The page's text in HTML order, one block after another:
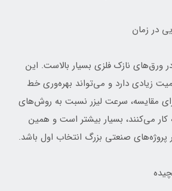
ورق‌های نازک فلزی بسیار بالاست. این
زیادی دارد و می‌تواند بهره‌وری خط
برای مقایسه، سرعت لیزر نسبت به روش‌های
کار می‌کنند، بسیار بیشتر است و همین
صنعتی بزرگ انتخاب اول باشد.